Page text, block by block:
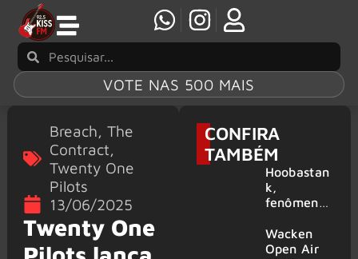
VOTE NAS 500 MAIS
Breach, The
Contract,
Twenty One
Pilots
13/06/2025
Twenty One
CONFIRA
TAMBÉM
Hoobastan
k,
fenômeno
rock anos
2000,
Wacken
Open Air